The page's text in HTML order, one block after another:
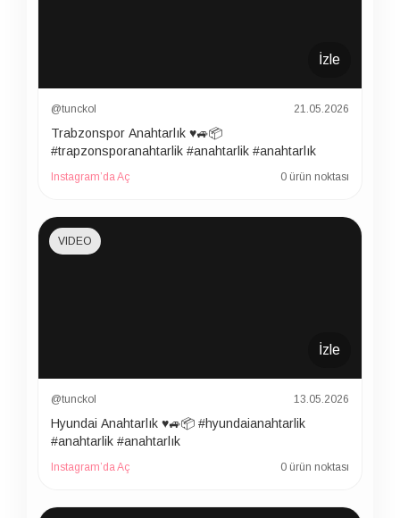
İzle
@tunckol 21.05.2026
Trabzonspor Anahtarlık ♥️🚙📦
#trapzonsporanahtarlik #anahtarlik #anahtarlık
Instagram’da Aç 0 ürün noktası
İzle
VIDEO
@tunckol 13.05.2026
Hyundai Anahtarlık ♥️🚙📦 #hyundaianahtarlik
#anahtarlik #anahtarlık
Instagram’da Aç 0 ürün noktası